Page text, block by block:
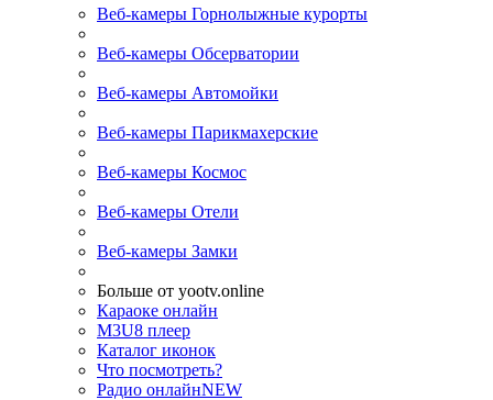
Веб-камеры Горнолыжные курорты
Веб-камеры Обсерватории
Веб-камеры Автомойки
Веб-камеры Парикмахерские
Веб-камеры Космос
Веб-камеры Отели
Веб-камеры Замки
Больше от yootv.online
Караоке онлайн
M3U8 плеер
Каталог иконок
Что посмотреть?
Радио онлайнNEW